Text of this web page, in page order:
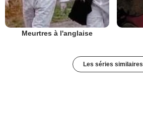
Meurtres à l'anglaise
Les séries similaires